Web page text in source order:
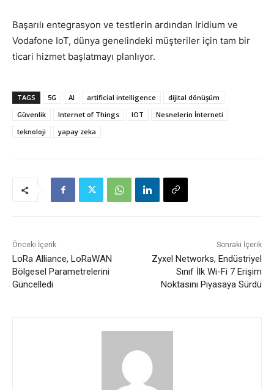
Başarılı entegrasyon ve testlerin ardından Iridium ve
Vodafone IoT, dünya genelindeki müşteriler için tam bir
ticari hizmet başlatmayı planlıyor.
TAGS 5G AI artificial intelligence
dijital dönüşüm
Güvenlik
Internet of Things IOT
Nesnelerin İnterneti
teknoloji
yapay zeka
Önceki İçerik
LoRa Alliance, LoRaWAN
Bölgesel Parametrelerini
Güncelledi
Sonraki İçerik
Zyxel Networks, Endüstriyel
Sınıf İlk Wi-Fi 7 Erişim
Noktasını Piyasaya Sürdü